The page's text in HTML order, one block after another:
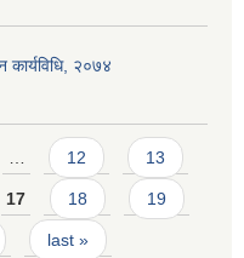
कार्यविधि, २०७४
… 12 13
17 18 19
last »